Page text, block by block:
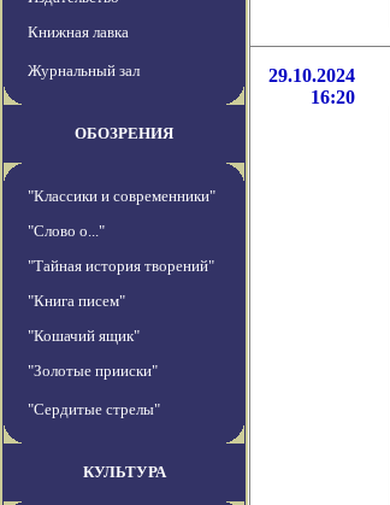
Книжная лавка
Журнальный зал
ОБОЗРЕНИЯ
"Классики и современники"
"Слово о..."
"Тайная история творений"
"Книга писем"
"Кошачий ящик"
"Золотые прииски"
"Сердитые стрелы"
КУЛЬТУРА
29.10.2024
16:20